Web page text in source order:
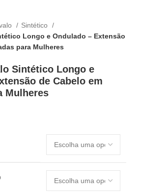
Sintético
Longo e Ondulado – Extensão
para Mulheres
Sintético Longo e
de Cabelo em
Mulheres